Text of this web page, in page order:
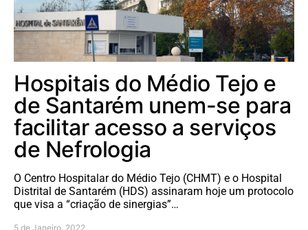
Hospitais do Médio Tejo e
de Santarém unem-se para
facilitar acesso a serviços
de Nefrologia
O Centro Hospitalar do Médio Tejo (CHMT) e o Hospital
Distrital de Santarém (HDS) assinaram hoje um protocolo
que visa a “criação de sinergias”…
5 de Janeiro, 2022